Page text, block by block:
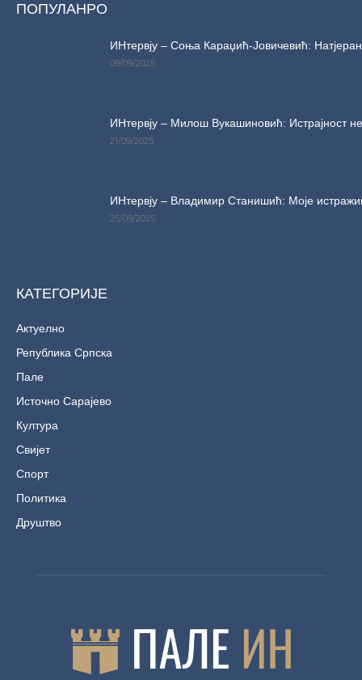
ПОПУЛАНРО
ИНтервју – Соња Караџић-Јовичевић:
09/09/2025
ИНтервју – Милош Вукашиновић: Истрајност
21/09/2025
ИНтервју – Владимир Станишић: Моје
25/09/2025
КАТЕГОРИЈЕ
Актуелно
Република Српска
Пале
Источно Сарајево
Култура
Свијет
Спорт
Политика
Друштво